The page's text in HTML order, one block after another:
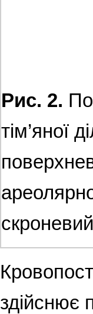
Рис. 2.
тім’яної
здійснює